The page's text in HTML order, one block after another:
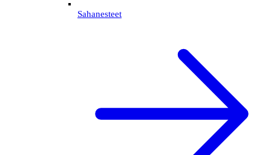
Sahanesteet